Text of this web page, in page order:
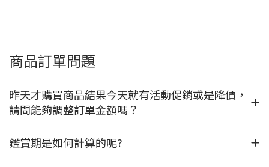
商品訂單問題
昨天才購買商品結果今天就有活動促銷或是降價，
請問能夠調整訂單金額嗎？
鑑賞期是如何計算的呢?